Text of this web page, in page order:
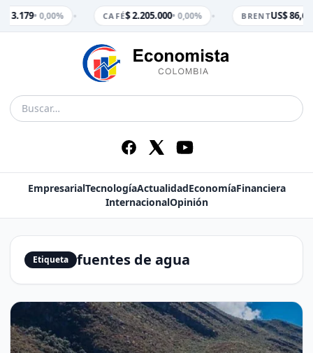
$ 3.179• 0,00% • CAFÉ$ 2.205.000• 0,00% • BRENTUS$ 86,65
EmpresarialTecnologíaActualidadEconomíaFinanciera
InternacionalOpinión
Etiqueta fuentes de agua